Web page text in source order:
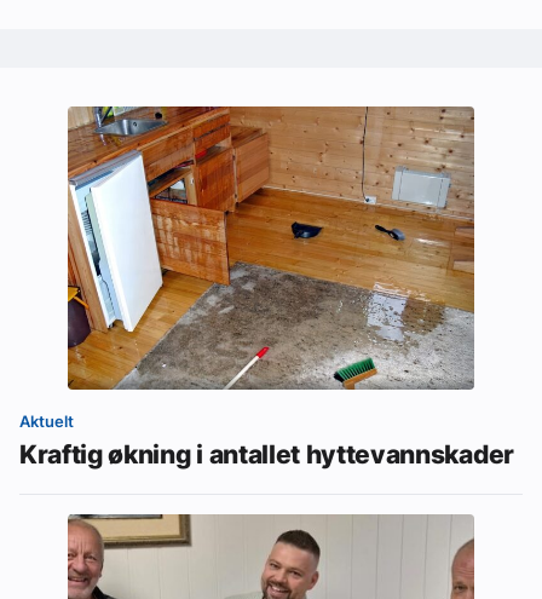
Aktuelt
Kraftig økning i antallet hyttevannskader